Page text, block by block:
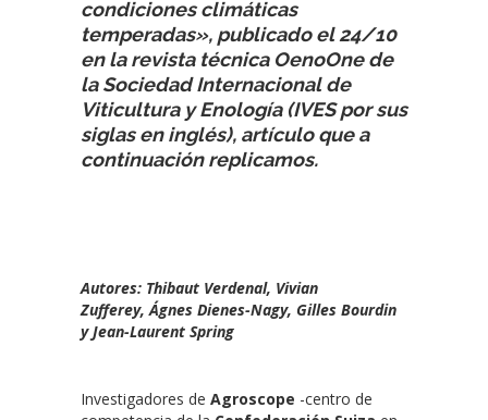
condiciones climáticas
temperadas», publicado el 24/10
en la revista técnica OenoOne de
la Sociedad Internacional de
Viticultura y Enología (IVES por sus
siglas en inglés), artículo que a
continuación replicamos.
Autores: Thibaut Verdenal, Vivian
Zufferey, Ágnes Dienes-Nagy, Gilles Bourdin
y Jean-Laurent Spring
Investigadores de Agroscope -centro de